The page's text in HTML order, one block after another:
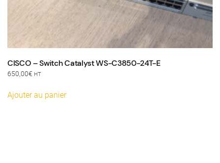
CISCO – Switch Catalyst WS-C3850-24T-E
650,00€ HT
Ajouter au panier